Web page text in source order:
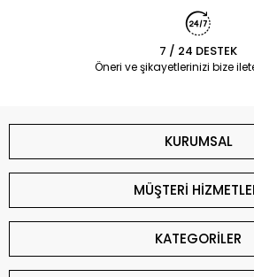
7 / 24 DESTEK
Öneri ve şikayetlerinizi bize
KURUMSAL
MÜŞTERİ
KATEGORİLER